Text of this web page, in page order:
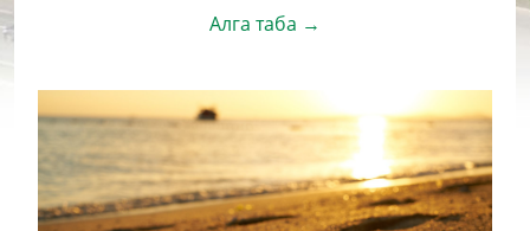
Алга таба →